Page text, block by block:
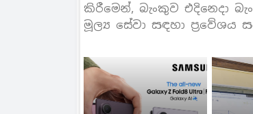
කිරීමෙන්, බැංකුව එදිනෙදා
මූල්‍ය සේවා සඳහා